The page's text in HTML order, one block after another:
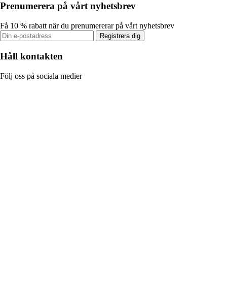
Prenumerera på vårt nyhetsbrev
Få 10 % rabatt när du prenumererar på vårt nyhetsbrev
Registrera dig
Håll kontakten
Följ oss på sociala medier